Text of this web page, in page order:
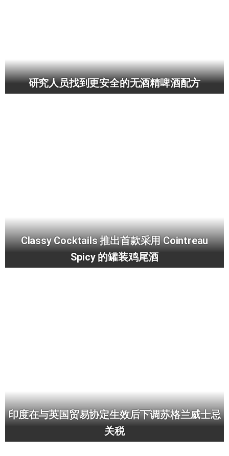
研究人员找到更安全的无酒精啤酒配方
Classy Cocktails 推出首款采用 Cointreau
Spicy 的罐装鸡尾酒
印度在与英国贸易协定生效后下调苏格兰威士忌
关税